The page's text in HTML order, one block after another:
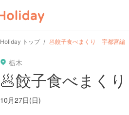
Holiday トップ 🥟餃子食べまくり 宇都宮編
栃木
🥟餃子食べまく
10月27日(日)